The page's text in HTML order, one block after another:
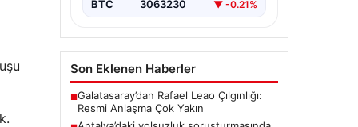
oluşturan Yüksek Askeri Şura
BTC 3063230 ▼ -0.21%
Son Eklenen Haberler
■Galatasaray’dan Rafael Leao Çılgınlığı:
Resmi Anlaşma Çok Yakın